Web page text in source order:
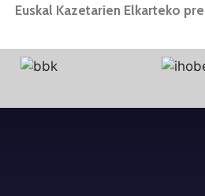
Euskal Kazetarien Elkarteko